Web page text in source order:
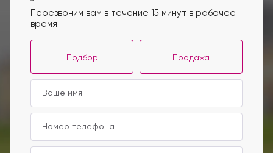
Перезвоним вам в течение 15 минут в рабочее
время
Подбор Продажа